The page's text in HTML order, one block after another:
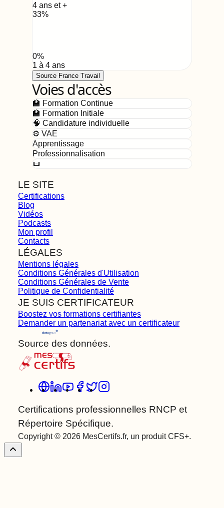
4 ans et +
33%
0%
1 à 4 ans
Source France Travail
Voies d'accès
🏫 Formation Continue
🏫 Formation Initiale
🧠 Candidature individuelle
⚙️ VAE
Apprentissage
Professionnalisation
📜
LE SITE
Certifications
Blog
Vidéos
Podcasts
Mon profil
Contacts
LÉGALES
Mentions légales
Conditions Générales d'Utilisation
Conditions Générales de Vente
Politique de Confidentialité
JE SUIS CERTIFICATEUR
Boostez vos formations certifiantes
Demander un partenariat avec un certificateur
Source des données.
Certifications professionnelles RNCP et
Répertoire Spécifique.
Copyright © 2026 MesCertifs.fr, un produit CFS+.